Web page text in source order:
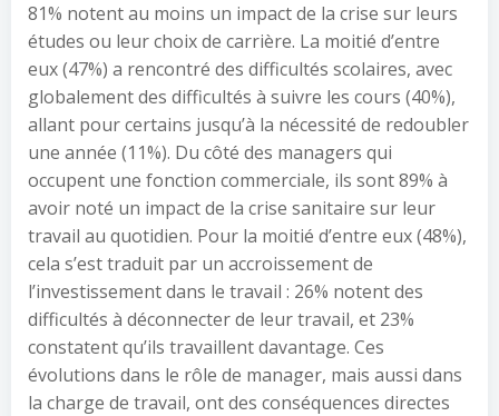
81% notent au moins un impact de la crise sur leurs
études ou leur choix de carrière. La moitié d’entre
eux (47%) a rencontré des difficultés scolaires, avec
globalement des difficultés à suivre les cours (40%),
allant pour certains jusqu’à la nécessité de redoubler
une année (11%). Du côté des managers qui
occupent une fonction commerciale, ils sont 89% à
avoir noté un impact de la crise sanitaire sur leur
travail au quotidien. Pour la moitié d’entre eux (48%),
cela s’est traduit par un accroissement de
l’investissement dans le travail : 26% notent des
difficultés à déconnecter de leur travail, et 23%
constatent qu’ils travaillent davantage. Ces
évolutions dans le rôle de manager, mais aussi dans
la charge de travail, ont des conséquences directes